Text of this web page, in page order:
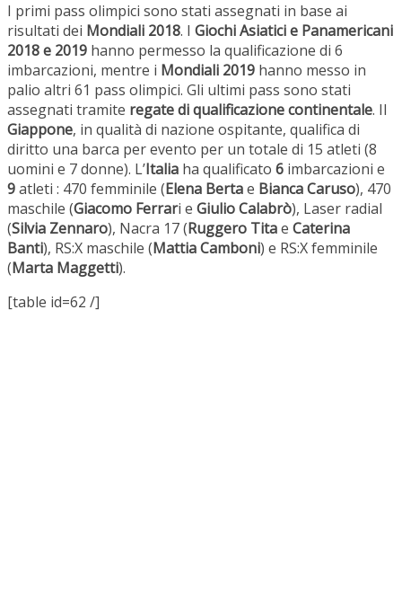
I primi pass olimpici sono stati assegnati in base ai
risultati dei Mondiali 2018. I Giochi Asiatici e Panamericani
2018 e 2019 hanno permesso la qualificazione di 6
imbarcazioni, mentre i Mondiali 2019 hanno messo in
palio altri 61 pass olimpici. Gli ultimi pass sono stati
assegnati tramite regate di qualificazione continentale. Il
Giappone, in qualità di nazione ospitante, qualifica di
diritto una barca per evento per un totale di 15 atleti (8
uomini e 7 donne). L’Italia ha qualificato 6 imbarcazioni e
9atleti : 470 femminile (Elena Bertae Bianca Caruso), 470
maschile (Giacomo Ferrari e Giulio Calabrò), Laser radial
(Silvia Zennaro), Nacra 17 (Ruggero Titae Caterina
Banti), RS:X maschile (Mattia Camboni) e RS:X femminile
(Marta Maggetti).
[table id=62 /]